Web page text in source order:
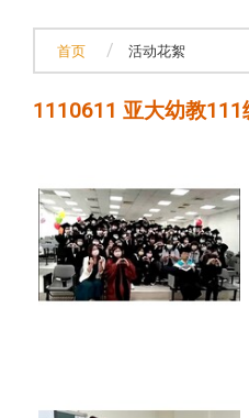
首页 活动花絮
1110611 亚大幼教111